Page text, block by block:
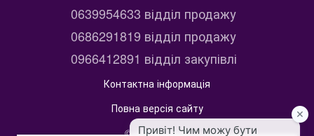
0639954633 відділ продажу
0686291819 відділ продажу
0966412891 відділ закупівлі
Контактна інформація
Повна версія сайту
© 2014—2026